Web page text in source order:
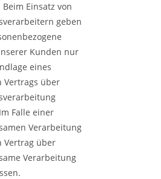
Einsatz von
geben
Kunden nur
eines
Vertrags über
Falle einer
Verarbeitung
Vertrag über
Verarbeitung